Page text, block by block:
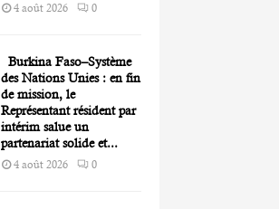
4 août 2026 0
Burkina Faso–Système
des Nations Unies : en fin
de mission, le
Représentant résident par
intérim salue un
partenariat solide et...
4 août 2026 0